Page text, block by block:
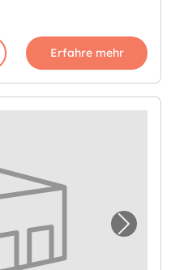
Erfahre mehr
in Berlin